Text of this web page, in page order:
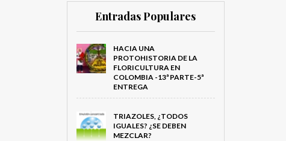
Entradas Populares
HACIA UNA
PROTOHISTORIA DE LA
FLORICULTURA EN
COLOMBIA -13ª PARTE-5ª
ENTREGA
TRIAZOLES, ¿TODOS
IGUALES? ¿SE DEBEN
MEZCLAR?